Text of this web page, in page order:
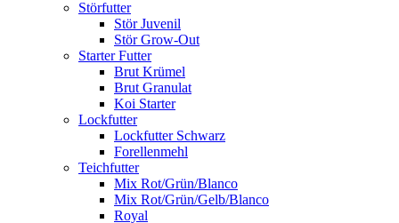
Störfutter
Stör Juvenil
Stör Grow-Out
Starter Futter
Brut Krümel
Brut Granulat
Koi Starter
Lockfutter
Lockfutter Schwarz
Forellenmehl
Teichfutter
Mix Rot/Grün/Blanco
Mix Rot/Grün/Gelb/Blanco
Royal